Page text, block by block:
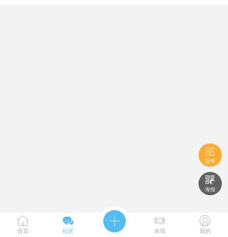

菜单

海报

首页

社区
 
发现

我的